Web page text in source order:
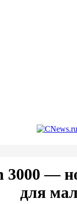
3000 —
для